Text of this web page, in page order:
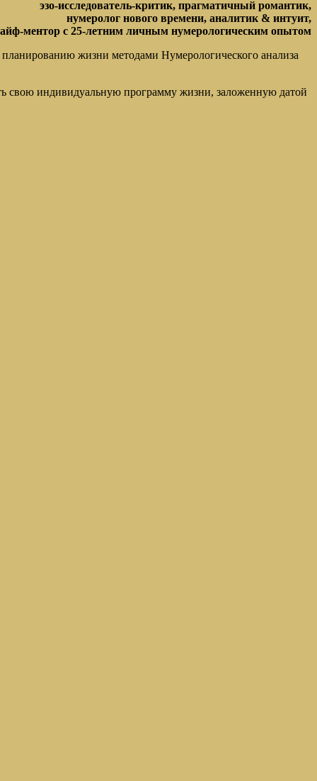
эзо-исследователь-критик, прагматичный романтик,
нумеролог нового времени, аналитик & интуит,
ментор с 25-летним личным нумерологическим опытом
жизни методами Нумерологического анализа
свою индивидуальную программу жизни, заложенную датой